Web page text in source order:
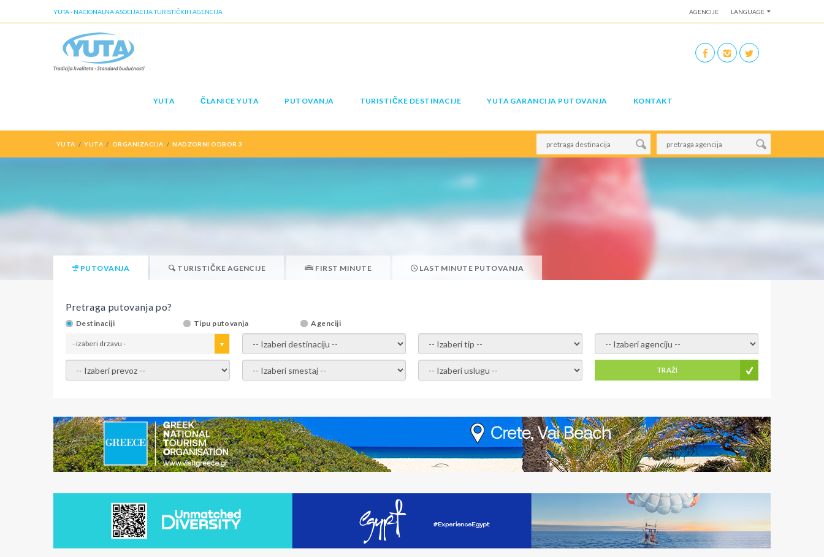
AGENCIJE LANGUAGE
YUTA - NACIONALNA ASOCIJACIJA TURISTIČKIH AGENCIJA
YUTA ČLANICE YUTA PUTOVANJA TURISTIČKE DESTINACIJE YUTA GARANCIJA PUTOVANJA KONTAKT
YUTA YUTA ORGANIZACIJA NADZORNI ODBOR 3
PUTOVANJA TURISTIČKE AGENCIJE FIRST MINUTE LAST MINUTE PUTOVANJA
Pretraga putovanja po?
Destinaciji Tipu putovanja Agenciji
- izaberi drzavu - - izaberi destinaciju - - izaberi tip - - izaberi agenciju -
- izaberi prevoz - - Izaberite smestaj - - Izaberite uslugu - TRAŽI